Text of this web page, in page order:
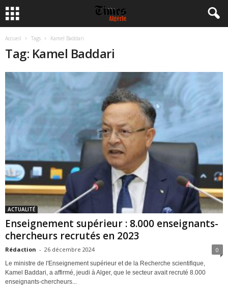
Accueil Tags Kamel Baddari
Tag: Kamel Baddari
ACTUALITÉ
Enseignement supérieur : 8.000 enseignants-
chercheurs recrutés en 2023
Rédaction - 26 décembre 2024 0
Le ministre de l'Enseignement supérieur et de la Recherche scientifique,
Kamel Baddari, a affirmé, jeudi à Alger, que le secteur avait recruté 8.000
enseignants-chercheurs...